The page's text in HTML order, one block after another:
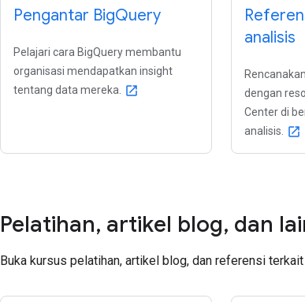
Pengantar Big‍Query
Pelajari cara BigQuery membantu
organisasi mendapatkan insight
tentang data mereka.
open_in_new
analisis
dengan
Center di
analisis.
open_in_new
Pelatihan, artikel blog, dan
Buka kursus pelatihan, artikel blog, dan referensi terkait